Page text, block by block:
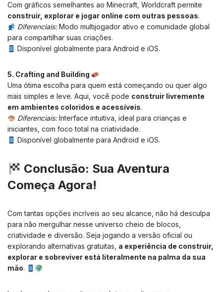
Com gráficos semelhantes ao Minecraft, Worldcraft permite
construir, explorar e jogar online com outras pessoas.
Diferenciais:Modo multijogador ativo e comunidade global
para compartilhar suas criações.
Disponível globalmente para Android e iOS.
5. Crafting and Building
Uma ótima escolha para quem está começando ou quer algo
mais simples e leve. Aqui, você pode construir livremente
em ambientes coloridos e acessíveis.
Diferenciais:Interface intuitiva, ideal para crianças e
iniciantes, com foco total na criatividade.
Disponível globalmente para Android e iOS.
Conclusão: Sua Aventura
Começa Agora!
Com tantas opções incríveis ao seu alcance, não há desculpa
para não mergulhar nesse universo cheio de blocos,
criatividade e diversão. Seja jogando a versão oficial ou
explorando alternativas gratuitas, a experiência de construir,
explorar e sobreviver está literalmente na palma da sua
mão.